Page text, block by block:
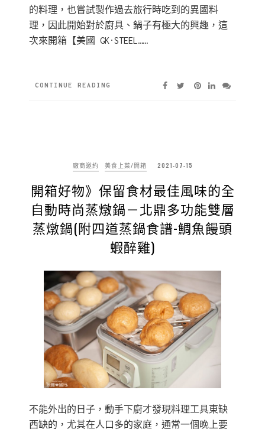
的料理，也嘗試製作過去旅行時吃到的異國料
理，因此開始對於廚具、鍋子有極大的興趣，這
次來開箱【美國 GK·STEEL……
CONTINUE READING
廠商邀約 美食上菜/開箱 2021-07-15
開箱好物》保留食材最佳風味的全
自動時尚蒸燉鍋－北鼎多功能雙層
蒸燉鍋(附四道蒸鍋食譜-鯛魚饅頭
蝦醉雞)
不能外出的日子，動手下廚才發現料理工具東缺
西缺的，尤其在人口多的家庭，通常一個晚上要